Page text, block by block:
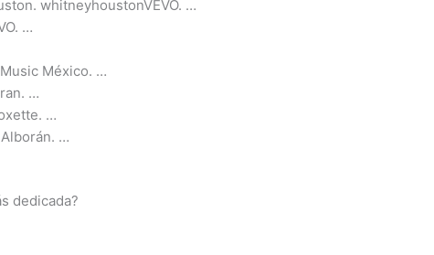
whitneyhoustonVEVO. …
…
México. …
…
…
…
dedicada?